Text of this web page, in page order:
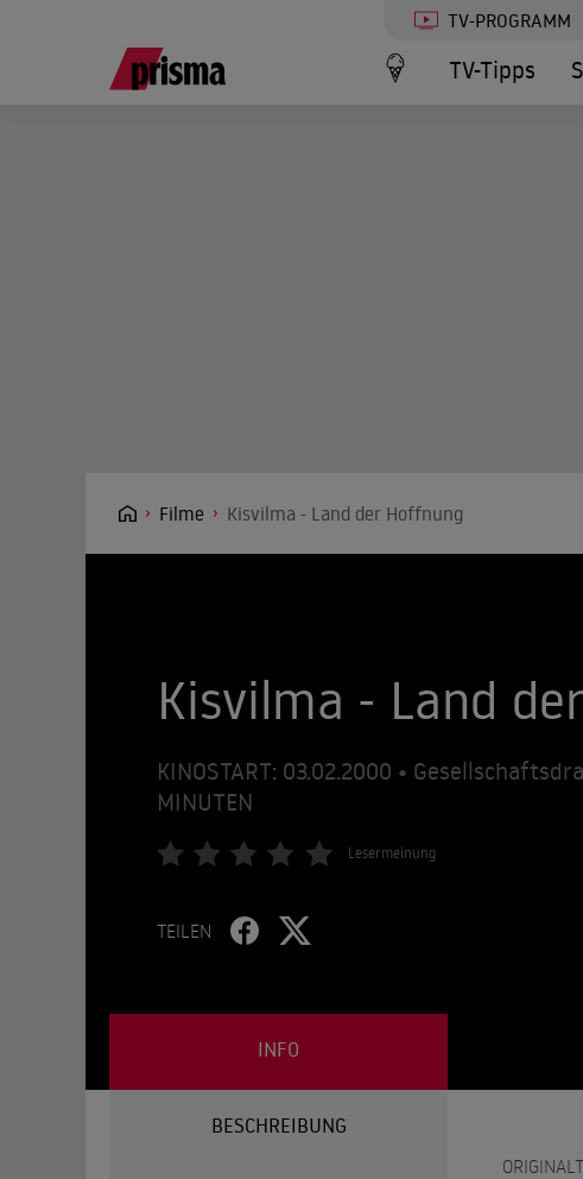
TV-PROGRAMM
TV-Tipps
Filme Kisvilma - Land der Hoffnung
Kisvilma - Land
KINOSTART: 03.02.2000 •
MINUTEN
Lesermeinung
TEILEN
INFO
BESCHREIBUNG